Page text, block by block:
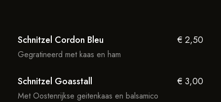
Schnitzel Cordon Bleu € 2,50
Gegratineerd met kaas en ham
Schnitzel Goasstall € 3,00
Met Oostenrijkse geitenkaas en balsamico